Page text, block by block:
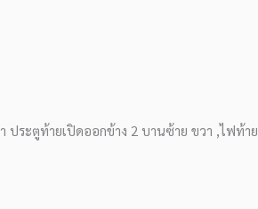
ประตูท้ายเปิดออกข้าง 2 บานซ้าย ขวา ,ไฟท้า